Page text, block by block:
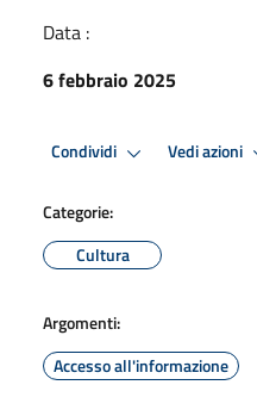
Data :
6 febbraio 2025
Condividi Vedi azioni
Categorie:
Cultura
Argomenti:
Accesso all'informazione